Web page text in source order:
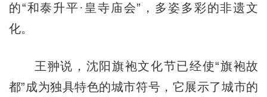
的“和泰升平·皇寺庙会”，多姿多彩的非遗文
化。
王翀说，沈阳旗袍文化节已经使“旗袍故
都”成为独具特色的城市符号，它展示了城市的